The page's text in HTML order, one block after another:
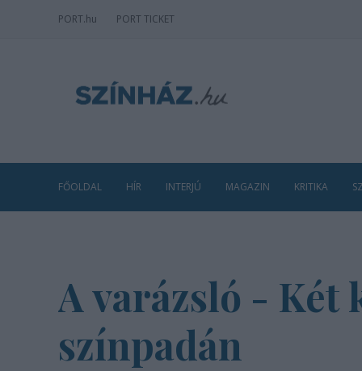
PORT.hu PORT TICKET
FŐOLDAL HÍR INTERJÚ MAGAZIN KRITIKA
A varázsló - Két
színpadán